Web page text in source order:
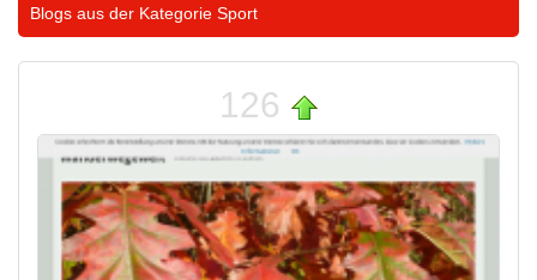
Blogs aus der Kategorie Sport
126